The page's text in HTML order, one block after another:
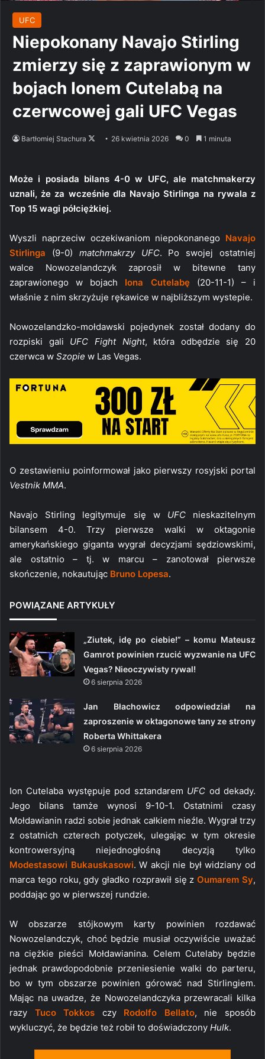
UFC
Niepokonany Navajo Stirling
zmierzy się z zaprawionym w
bojach Ionem Cutelabą na
czerwcowej gali UFC Vegas
Bartłomiej Stachura
Follow26 kwietnia 2026 0 1 minuta
Może i posiada bilans 4-0 w UFC, ale matchmakerzy
uznali, że za wcześnie dla Navajo Stirlinga na rywala z
Top 15 wagi półciężkiej.
Wyszli naprzeciw oczekiwaniom niepokonanego Navajo
Stirlinga (9-0) matchmakrzy UFC. Po swojej ostatniej
walce Nowozelandczyk zaprosił w bitewne tany
zaprawionego w bojach Iona Cutelabę(20-11-1) – i
właśnie z nim skrzyżuje rękawice w najbliższym wystepie.
Nowozelandzko-mołdawski pojedynek został dodany do
rozpiski gali UFC Fight Night, która odbędzie się 20
czerwca w Szopie w Las Vegas.
O zestawieniu poinformował jako pierwszy rosyjski portal
Vestnik MMA.
Navajo Stirling legitymuje się w UFCnieskazitelnym
bilansem 4-0. Trzy pierwsze walki w oktagonie
amerykańskiego giganta wygrał decyzjami sędziowskimi,
ale ostatnio – tj. w marcu – zanotował pierwsze
skończenie, nokautując Bruno Lopesa.
POWIĄZANE ARTYKUŁY
„Ziutek, idę po ciebie!” – komu Mateusz
Gamrot powinien rzucić wyzwanie na UFC
Vegas? Nieoczywisty rywal!
6 sierpnia 2026
Jan Błachowicz odpowiedział na
zaproszenie w oktagonowe tany ze strony
Roberta Whittakera
6 sierpnia 2026
Ion Cutelaba występuje pod sztandarem UFC od dekady.
Jego bilans tamże wynosi 9-10-1. Ostatnimi czasy
Mołdawianin radzi sobie jednak całkiem nieźle. Wygrał trzy
z ostatnich czterech potyczek, ulegając w tym okresie
kontrowersyjną niejednogłośną decyzją tylko
Modestasowi Bukauskasowi. W akcji nie był widziany od
marca tego roku, gdy gładko rozprawił się zOumarem Sy,
poddając go w pierwszej rundzie.
W obszarze stójkowym karty powinien rozdawać
Nowozelandczyk, choć będzie musiał oczywiście uważać
na ciężkie pieści Mołdawianina. Celem Cutelaby będzie
jednak prawdopodobnie przeniesienie walki do parteru,
bo w tym obszarze powinien górować nad Stirlingiem.
Mając na uwadze, że Nowozelandczyka przewracali kilka
razy Tuco Tokkos czy Rodolfo Bellato, nie sposób
wykluczyć, że będzie też robił to doświadczony Hulk.